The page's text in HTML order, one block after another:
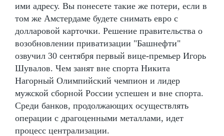
ими адресу. Вы понесете такие же потери, если в
том же Амстердаме будете снимать евро с
долларовой карточки. Решение правительства о
возобновлении приватизации "Башнефти"
озвучил 30 сентября первый вице-премьер Игорь
Шувалов. Чем занят вне спорта Никита
Нагорный Олимпийский чемпион и лидер
мужской сборной России успешен и вне спорта.
Среди банков, продолжающих осуществлять
операции с драгоценными металлами, идет
процесс централизации.